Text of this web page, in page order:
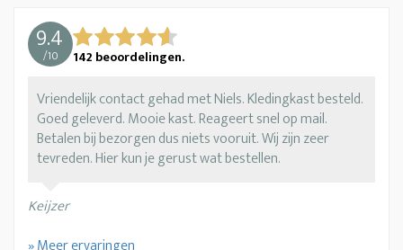
9.4
/10 142 beoordelingen.
Vriendelijk contact gehad met Niels. Kledingkast besteld.
Goed geleverd. Mooie kast. Reageert snel op mail.
Betalen bij bezorgen dus niets vooruit. Wij zijn zeer
tevreden. Hier kun je gerust wat bestellen.
Keijzer